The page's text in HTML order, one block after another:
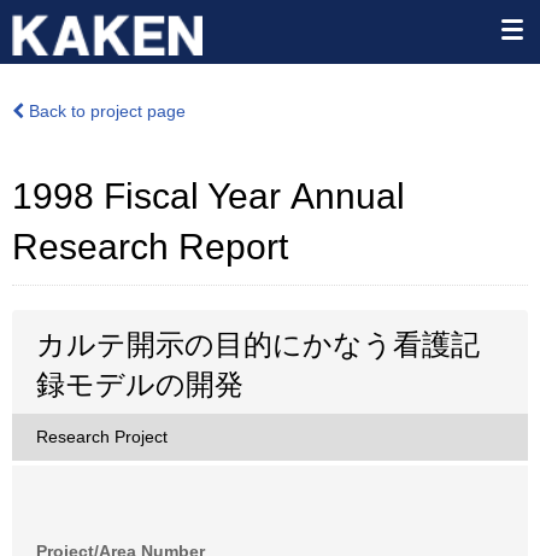
Back to project page
1998 Fiscal Year Annual
Research Report
カルテ開示の目的にかなう看護記
録モデルの開発
Research Project
Project/Area Number